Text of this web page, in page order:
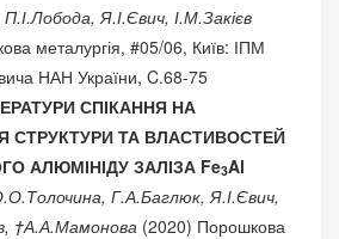
Я.І.Євич, І.М.Закієв
металургія, #05/06, Київ: ІПМ
НАН України, C.68-75
СПІКАННЯ НА
СТРУКТУРИ ТА ВЛАСТИВОСТЕЙ
АЛЮМІНІДУ ЗАЛІЗА Fe3Al
Г.А.Баглюк, Я.І.Євич,
†А.А.Мамонова (2020) Порошкова